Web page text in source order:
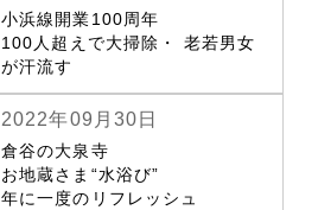
小浜線開業100周年
100人超えで大掃除・ 老若男女
が汗流す
2022年09月30日
倉谷の大泉寺
お地蔵さま“水浴び”
年に一度のリフレッシュ